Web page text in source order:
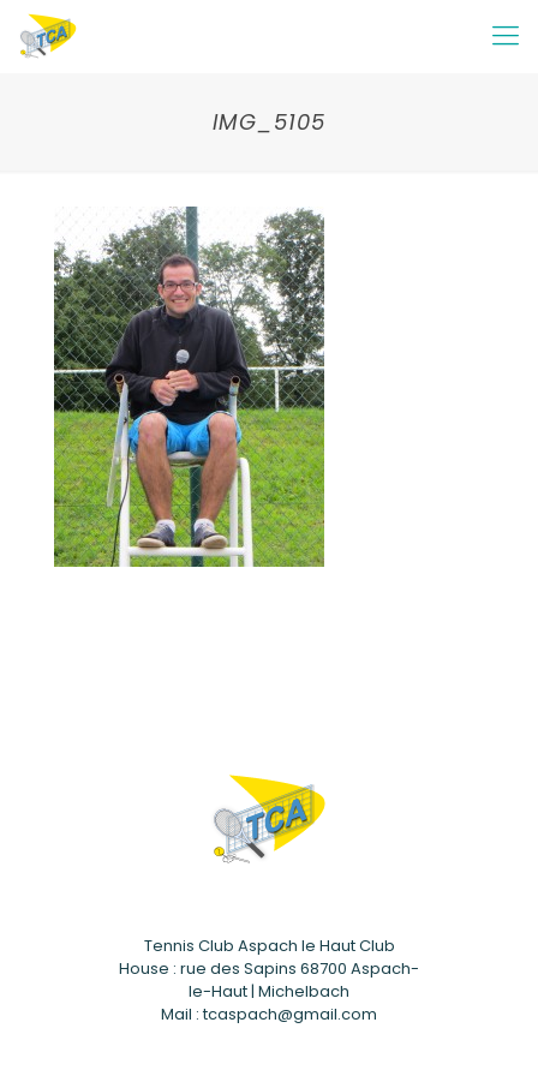
IMG_5105
Tennis Club Aspach le Haut Club
House : rue des Sapins 68700 Aspach-
le-Haut | Michelbach
Mail : tcaspach@gmail.com